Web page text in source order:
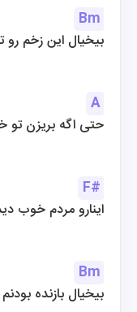
Bm
بیخیال این زخم رو
A
حتی اگه بریزن تو
F#
اینارو مردم خوب
Bm
بیخیال بازنده بودنم